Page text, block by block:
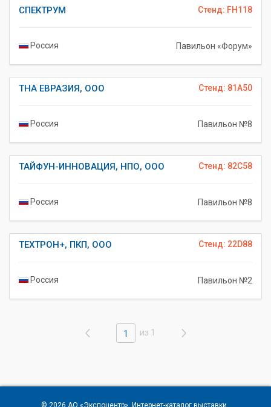
Стенд: FH118
СПЕКТРУМ
Россия Павильон «Форум»
Стенд: 81A50
ТНА ЕВРАЗИЯ, ООО
Россия Павильон №8
Стенд: 82C58
ТАЙФУН-ИННОВАЦИЯ, НПО, ООО
Россия Павильон №8
Стенд: 22D88
ТЕХТРОН+, ПКП, ООО
Россия Павильон №2
1 из 1
© 2026 АО «Экспоцентр» . Интернет-каталог выставки